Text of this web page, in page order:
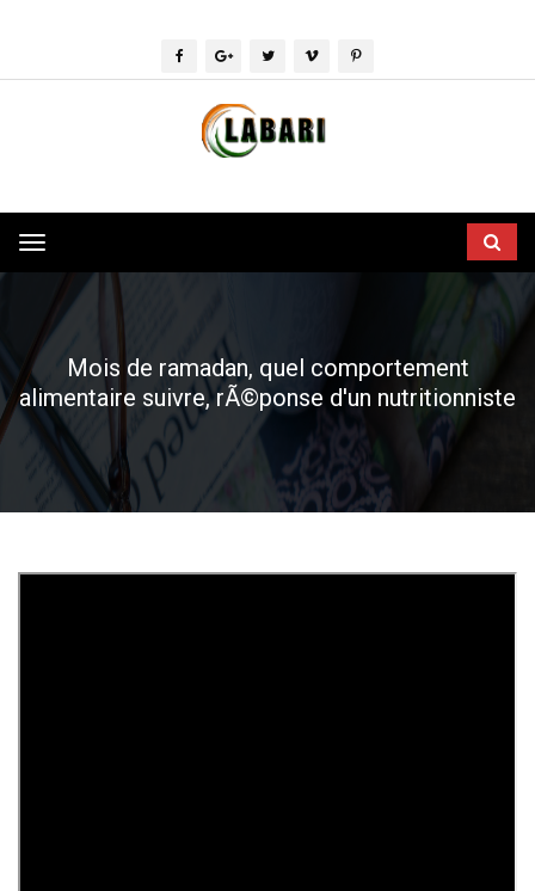
Toggle
navigation
Mois de ramadan, quel comportement
alimentaire suivre, rÃ©ponse d'un nutritionniste